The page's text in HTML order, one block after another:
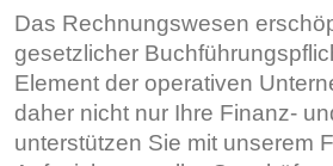
Das Rechnungswesen
gesetzlicher
Element der operativen
daher nicht nur Ihre Finanz-
unterstützen Sie mit unserem